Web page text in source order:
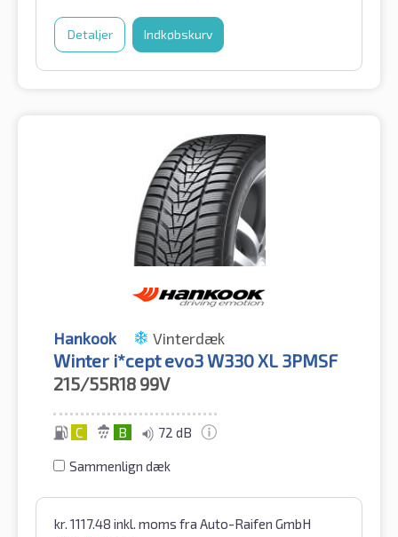
Detaljer Indkøbskurv
Hankook Vinterdæk
Winter i*cept evo3 W330 XL 3PMSF
215/55R18 99V
C B 72 dB
Sammenlign dæk
kr. 1117.48 inkl. moms fra Auto-Raifen GmbH